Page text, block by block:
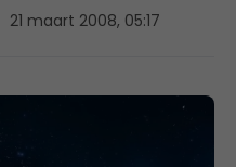
21 maart 2008, 05:17